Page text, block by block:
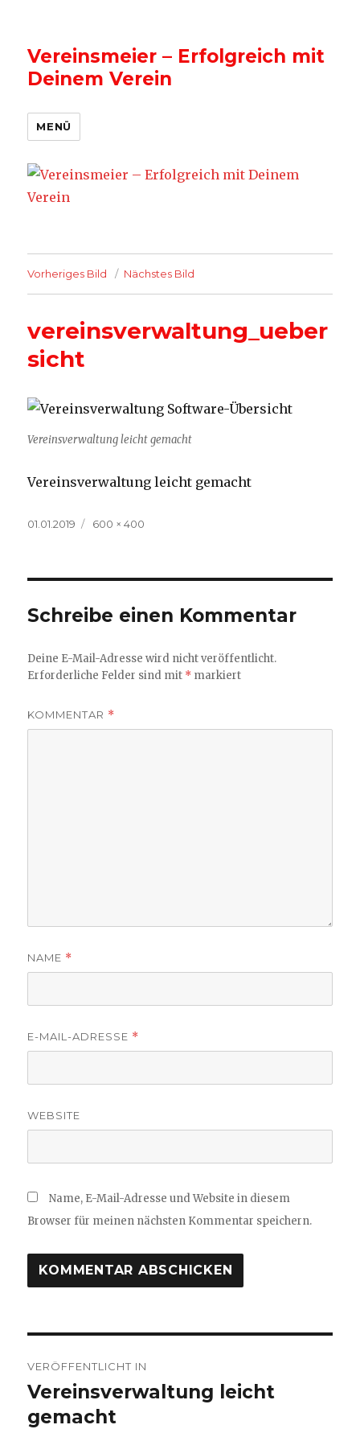
Vereinsmeier – Erfolgreich mit
Deinem Verein
MENÜ
Vorheriges Bild Nächstes Bild
vereinsverwaltung_ueber
sicht
Vereinsverwaltung leicht gemacht
Vereinsverwaltung leicht gemacht
Veröffentlicht
01.01.2019
Volle
600 × 400
Schreibe einen Kommentar
Deine E-Mail-Adresse wird nicht veröffentlicht.
Erforderliche Felder sind mit * markiert
KOMMENTAR *
NAME *
E-MAIL-ADRESSE *
WEBSITE
Name, E-Mail-Adresse und Website in diesem
Browser für meinen nächsten Kommentar speichern.
VERÖFFENTLICHT IN
Vereinsverwaltung leicht
gemacht